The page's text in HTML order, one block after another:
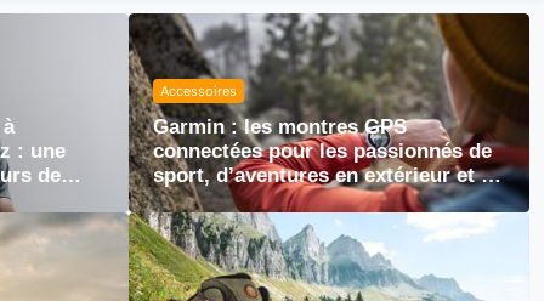
: une
de
Accessoires
Garmin : les montres GPS
connectées pour les passionnés de
sport, d’aventures en extérieur et de
bien-être